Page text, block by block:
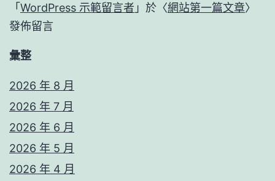
「 WordPress 示範留言者 」於〈網站第一篇文章〉
發佈留言
彙整
2026 年 8 月
2026 年 7 月
2026 年 6 月
2026 年 5 月
2026 年 4 月